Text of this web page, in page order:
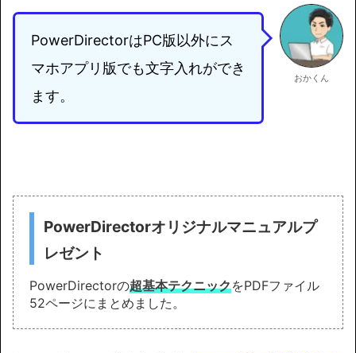
PowerDirectorはPC版以外にス
マホアプリ版でも文字入れができ
ます。
おかくん
PowerDirectorオリジナルマニュアルプ
レゼント
PowerDirectorの超基本テクニックをPDFファイル
52ページにまとめました。